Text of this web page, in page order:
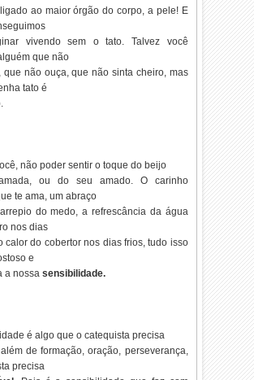
ao maior órgão do corpo, a pele! E
vivendo sem o tato. Talvez você
que não
que não ouça, que não sinta cheiro, mas
tato é
não poder sentir o toque do beijo
ou do seu amado. O carinho
te ama, um abraço
do medo, a refrescância da água
nos dias
calor do cobertor nos dias frios, tudo isso
e
a nossasensibilidade.
é algo que o catequista precisa
de formação, oração, perseverança,
precisa